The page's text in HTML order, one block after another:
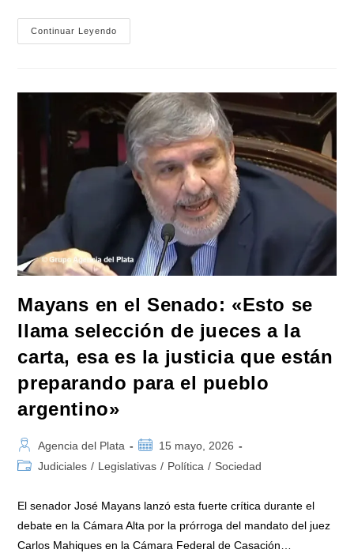
Continuar Leyendo
Taiana
Suspender
La
Licitación
De
La
Hidrovía
Mayans en el Senado: «Esto se
llama selección de jueces a la
carta, esa es la justicia que están
preparando para el pueblo
argentino»
Autor
de
Agencia del Plata
Publicación
de
15 mayo, 2026
Categoría
Judiciales / Legislativas / Política / Sociedad
El senador José Mayans lanzó esta fuerte crítica durante el
debate en la Cámara Alta por la prórroga del mandato del juez
Carlos Mahiques en la Cámara Federal de Casación…